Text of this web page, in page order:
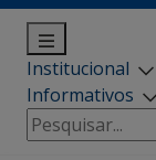
Institucional
Informativos
Pesquisar
por: